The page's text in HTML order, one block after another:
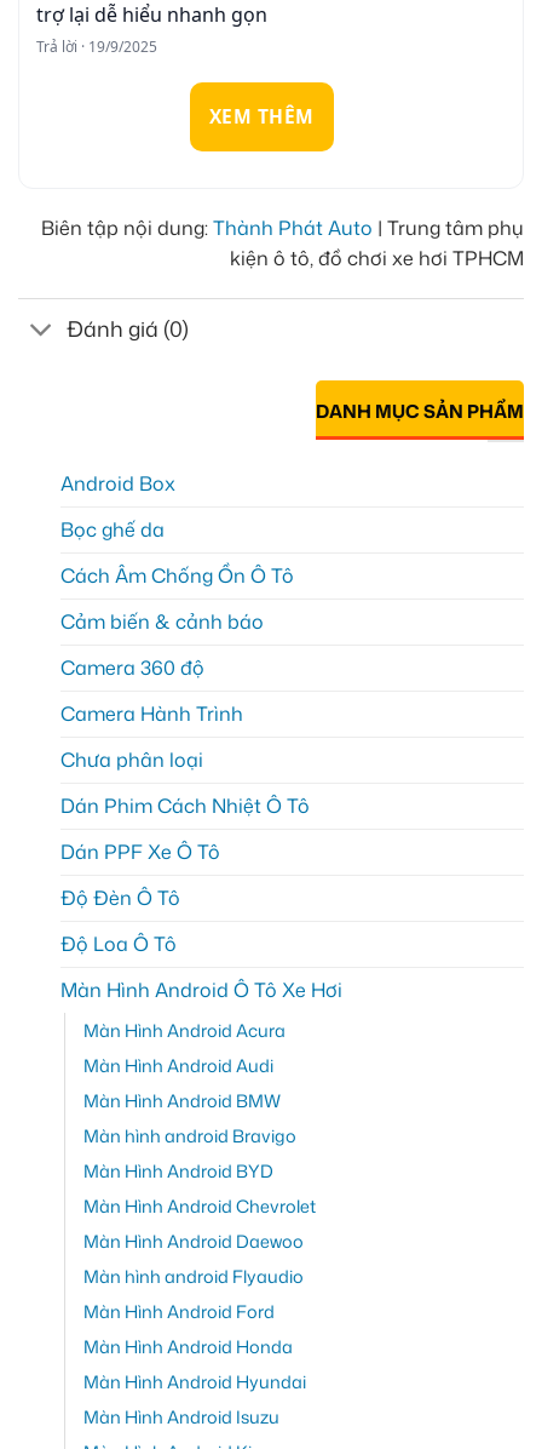
trợ lại dễ hiểu nhanh gọn
Trả lời · 19/9/2025
XEM THÊM
Biên tập nội dung:Thành Phát Auto | Trung tâm phụ
kiện ô tô, đồ chơi xe hơi TPHCM
Đánh giá (0)
DANH MỤC SẢN PHẨM
Android Box
Bọc ghế da
Cách Âm Chống Ồn Ô Tô
Cảm biến & cảnh báo
Camera 360 độ
Camera Hành Trình
Chưa phân loại
Dán Phim Cách Nhiệt Ô Tô
Dán PPF Xe Ô Tô
Độ Đèn Ô Tô
Độ Loa Ô Tô
Màn Hình Android Ô Tô Xe Hơi
Màn Hình Android Acura
Màn Hình Android Audi
Màn Hình Android BMW
Màn hình android Bravigo
Màn Hình Android BYD
Màn Hình Android Chevrolet
Màn Hình Android Daewoo
Màn hình android Flyaudio
Màn Hình Android Ford
Màn Hình Android Honda
Màn Hình Android Hyundai
Màn Hình Android Isuzu